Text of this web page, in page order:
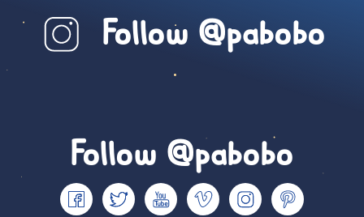
Follow @pabobo
Follow @pabobo